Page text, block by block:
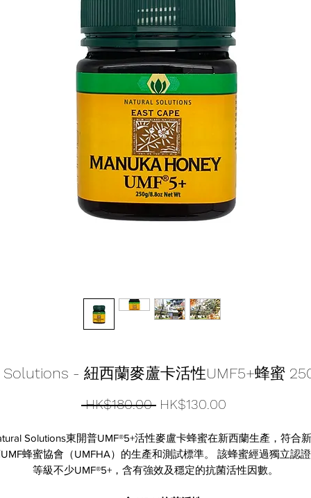
- 紐西蘭麥蘆卡活性UMF5+蜂蜜
HK$180.00 一
價
格
HK$130.00
價
格
Solutions東開普UMF®5+活性麥盧卡蜂蜜在新西蘭生產，符合
蜂蜜協會（UMFHA）的生產和測試標準。 該蜂蜜經過獨立認證
等級不少UMF®5+，含有強效及穩定的抗菌活性因數。